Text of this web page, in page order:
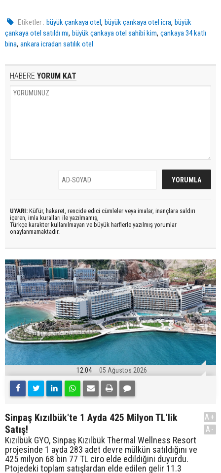
Etiketler : büyük çankaya otel,büyük çankaya otel icra,büyük
çankaya otel satıldı mı, büyük çankaya otel sahibi kim, çankaya 34 katlı
bina, ankara icradan satılık otel
HABERE YORUM KAT
UYARI: Küfür, hakaret, rencide edici cümleler veya imalar, inançlara saldırı
içeren, imla kuralları ile yazılmamış,
Türkçe karakter kullanılmayan ve büyük harflerle yazılmış yorumlar
onaylanmamaktadır.
12:04 05 Ağustos 2026
Sinpaş Kızılbük'te 1 Ayda 425 Milyon TL'lik
Satış!
Kızılbük GYO, Sinpaş Kızılbük Thermal Wellness Resort
projesinde 1 ayda 283 adet devre mülkün satıldığını ve
425 milyon 68 bin 77 TL ciro elde edildiğini duyurdu.
Ptojedeki toplam satışlardan elde edilen gelir 11.3
A+
A-